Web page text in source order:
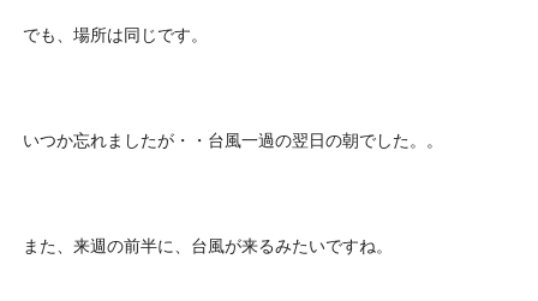
でも、場所は同じです。
いつか忘れましたが・・台風一過の翌日の朝でした。。
また、来週の前半に、台風が来るみたいですね。